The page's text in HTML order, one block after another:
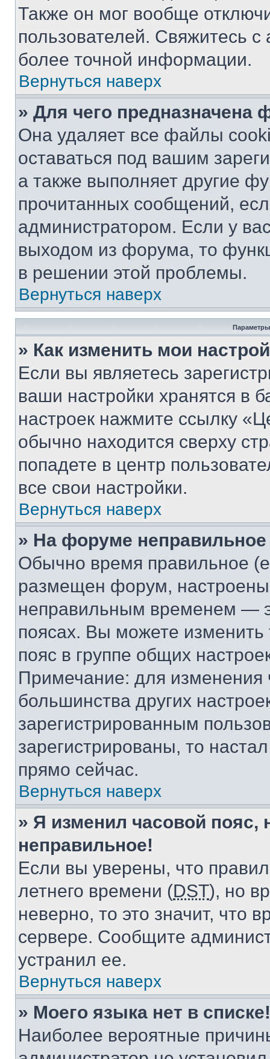
Также он мог вообще
пользователей. Свяжитесь
более точной информации.
Вернуться наверх
» Для чего предназначена
Она удаляет все файлы
оставаться под вашим
а также выполняет другие
прочитанных сообщений,
администратором. Если у
выходом из форума, то
в решении этой проблемы.
Вернуться наверх
Параметры
» Как изменить мои
Если вы являетесь
ваши настройки хранятся в
настроек нажмите ссылку
обычно находится сверху
попадете в центр
все свои настройки.
Вернуться наверх
» На форуме
Обычно время правильное
размещен форум, настроены
неправильным временем —
поясах. Вы можете изменить
пояс в группе общих
Примечание: для изменения
большинства других
зарегистрированным
зарегистрированы, то
прямо сейчас.
Вернуться наверх
» Я изменил часовой пояс,
неправильное!
Если вы уверены, что
летнего времени (DST), но
неверно, то это значит, что
сервере. Сообщите
устранил ее.
Вернуться наверх
» Моего языка нет в списке!
Наиболее вероятные